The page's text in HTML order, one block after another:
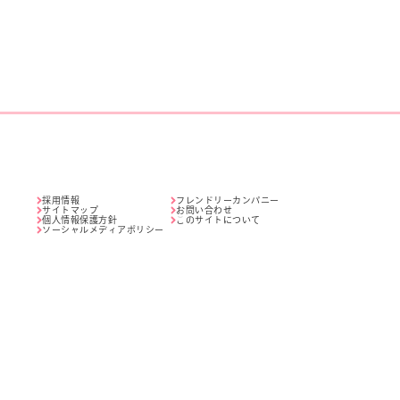
採用情報
フレンドリーカンパニー
サイトマップ
お問い合わせ
個人情報保護方針
このサイトについて
ソーシャルメディアポリシー